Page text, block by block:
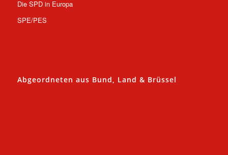
Die SPD in Europa
SPE/PES
Abgeordneten aus Bund, Land & Brüssel